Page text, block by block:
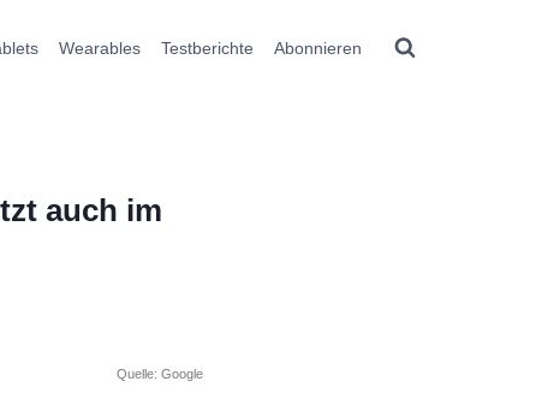
Wearables Testberichte Abonnieren
auch im
Quelle: Google